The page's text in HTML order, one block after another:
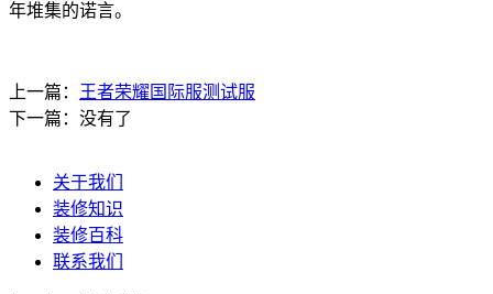
年堆集的诺言。
上一篇：
王者荣耀国际服测试服
下一篇：没有了
关于我们
装修知识
装修百科
联系我们